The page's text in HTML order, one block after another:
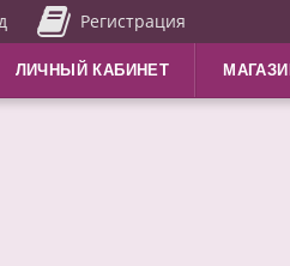
ЛИЧНЫЙ КАБИНЕТ
Регистрация